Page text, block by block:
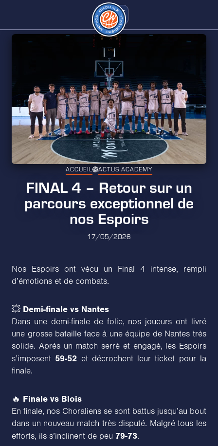
ACCUEIL ACTUS ACADEMY
FINAL 4 – Retour sur un
parcours exceptionnel de
nos Espoirs
17/05/2026
Nos Espoirs ont vécu un Final 4 intense, rempli
d’émotions et de combats.
💥 Demi-finale vs Nantes
Dans une demi-finale de folie, nos joueurs ont livré
une grosse bataille face à une équipe de Nantes très
solide. Après un match serré et engagé, les Espoirs
s’imposent 59-52 et décrochent leur ticket pour la
finale.
🔥 Finale vs Blois
En finale, nos Choraliens se sont battus jusqu’au bout
dans un nouveau match très disputé. Malgré tous les
efforts, ils s’inclinent de peu 79-73.